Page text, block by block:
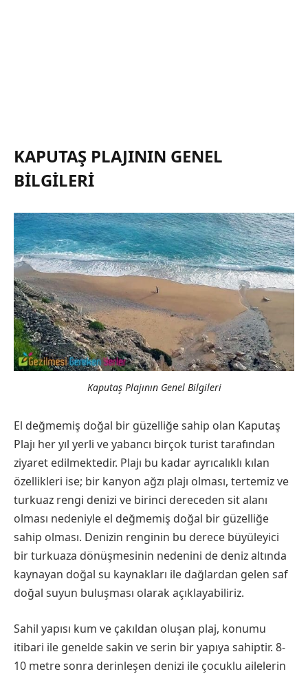
KAPUTAŞ PLAJININ GENEL
BILGILERI
Kaputaş Plajının Genel Bilgileri
El değmemiş doğal bir güzelliğe sahip olan Kaputaş
Plajı her yıl yerli ve yabancı birçok turist tarafından
ziyaret edilmektedir. Plajı bu kadar ayrıcalıklı kılan
özellikleri ise; bir kanyon ağzı plajı olması, tertemiz ve
turkuaz rengi denizi ve birinci dereceden sit alanı
olması nedeniyle el değmemiş doğal bir güzelliğe
sahip olması. Denizin renginin bu derece büyüleyici
bir turkuaza dönüşmesinin nedenini de deniz altında
kaynayan doğal su kaynakları ile dağlardan gelen saf
doğal suyun buluşması olarak açıklayabiliriz.
Sahil yapısı kum ve çakıldan oluşan plaj, konumu
itibari ile genelde sakin ve serin bir yapıya sahiptir. 8-
10 metre sonra derinleşen denizi ile çocuklu ailelerin